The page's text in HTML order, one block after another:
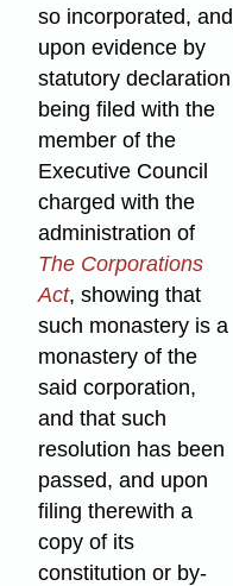
so incorporated, and
upon evidence by
statutory declaration
being filed with the
member of the
Executive Council
charged with the
administration of
The Corporations
Act, showing that
such monastery is a
monastery of the
said corporation,
and that such
resolution has been
passed, and upon
filing therewith a
copy of its
constitution or by-